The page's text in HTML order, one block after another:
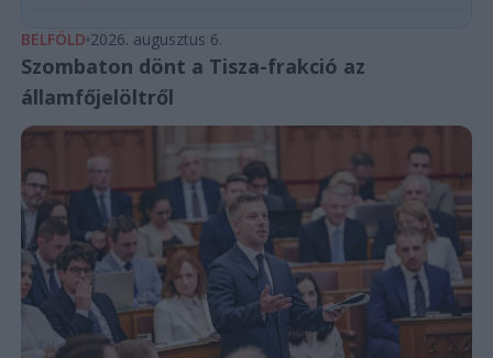
BELFÖLD 2026. augusztus 6.
Szombaton dönt a Tisza-frakció az
államfőjelöltről